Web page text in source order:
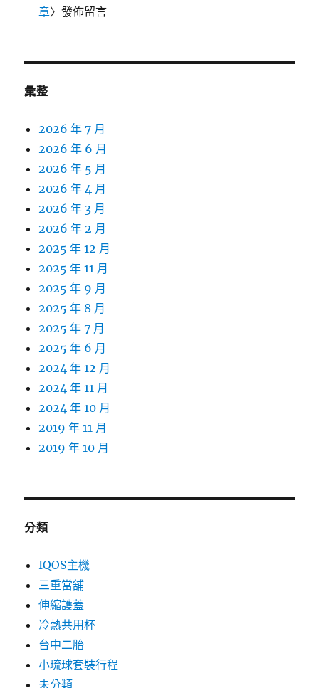
章〉發佈留言
彙整
2026 年 7 月
2026 年 6 月
2026 年 5 月
2026 年 4 月
2026 年 3 月
2026 年 2 月
2025 年 12 月
2025 年 11 月
2025 年 9 月
2025 年 8 月
2025 年 7 月
2025 年 6 月
2024 年 12 月
2024 年 11 月
2024 年 10 月
2019 年 11 月
2019 年 10 月
分類
IQOS主機
三重當舖
伸縮護蓋
冷熱共用杯
台中二胎
小琉球套裝行程
未分類